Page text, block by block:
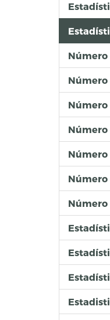
Número
Número
Número
Número
Número
Número
Número